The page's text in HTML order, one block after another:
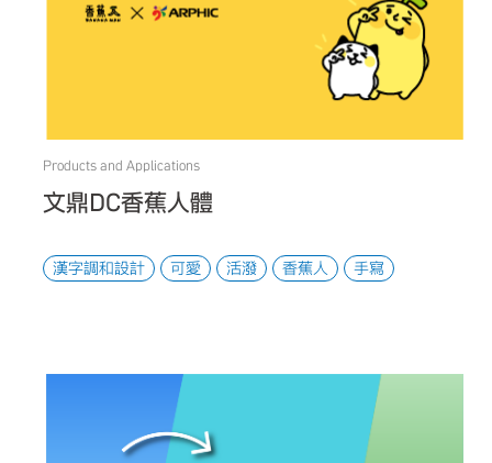
Products and Applications
文鼎DC香蕉人體
漢字調和設計 可愛 活潑 香蕉人 手寫